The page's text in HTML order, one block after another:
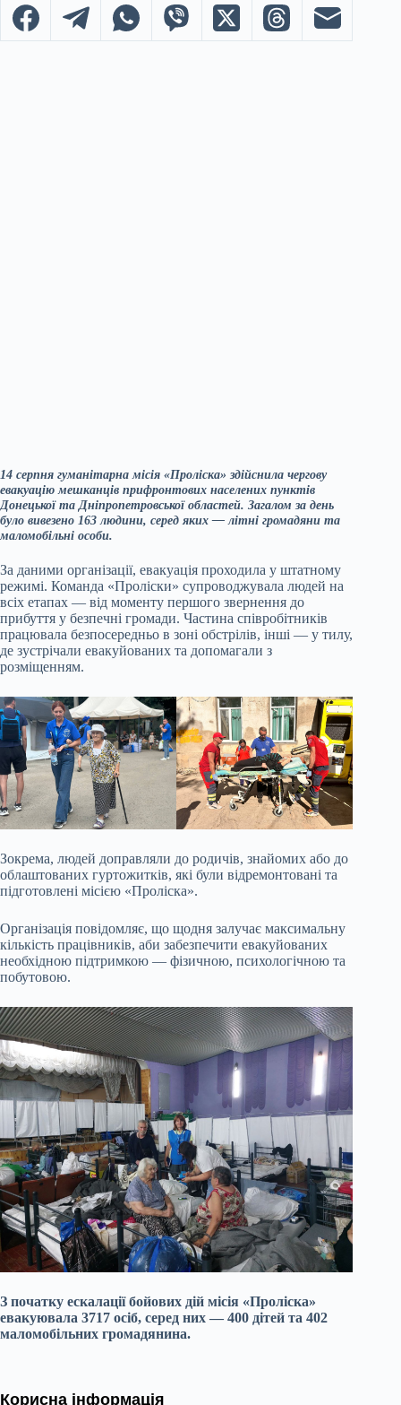
14 серпня гуманітарна місія «Проліска» здійснила чергову
евакуацію мешканців прифронтових населених пунктів
Донецької та Дніпропетровської областей. Загалом за день
було вивезено 163 людини, серед яких — літні громадяни та
маломобільні особи.
За даними організації, евакуація проходила у штатному
режимі. Команда «Проліски» супроводжувала людей на
всіх етапах — від моменту першого звернення до
прибуття у безпечні громади. Частина співробітників
працювала безпосередньо в зоні обстрілів, інші — у тилу,
де зустрічали евакуйованих та допомагали з
розміщенням.
Зокрема, людей доправляли до родичів, знайомих або до
облаштованих гуртожитків, які були відремонтовані та
підготовлені місією «Проліска».
Організація повідомляє, що щодня залучає максимальну
кількість працівників, аби забезпечити евакуйованих
необхідною підтримкою — фізичною, психологічною та
побутовою.
З початку ескалації бойових дій місія «Проліска»
евакуювала 3717 осіб, серед них — 400 дітей та 402
маломобільних громадянина.
Корисна інформація